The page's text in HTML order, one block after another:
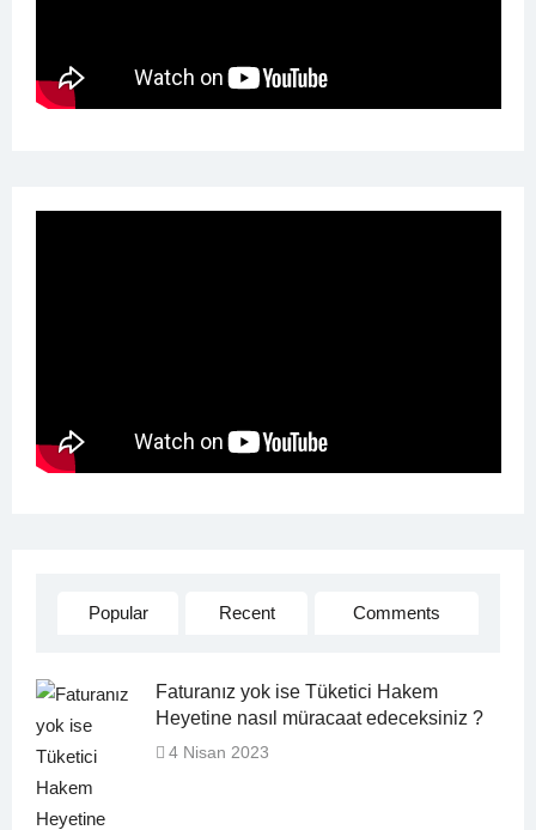
Popular Recent Comments
Faturanız yok ise Tüketici Hakem
Heyetine nasıl müracaat edeceksiniz ?
4 Nisan 2023